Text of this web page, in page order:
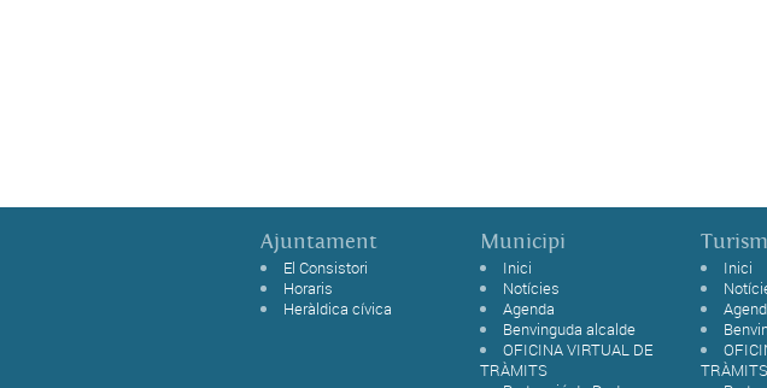
Ajuntament
El Consistori
Horaris
Heràldica cívica
Municipi
Inici
Notícies
Agenda
Benvinguda alcalde
OFICINA VIRTUAL DE
TRÀMITS
Inici
TRÀMITS